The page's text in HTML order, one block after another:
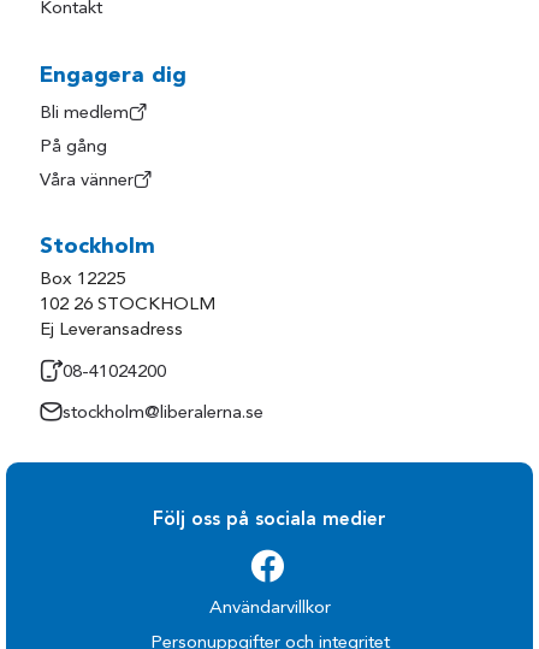
Kontakt
Engagera dig
Bli medlem
På gång
Våra vänner
Stockholm
Box 12225
102 26 STOCKHOLM
Ej Leveransadress
08-41024200
stockholm@liberalerna.se
Följ oss på sociala medier
Användarvillkor
Personuppgifter och integritet